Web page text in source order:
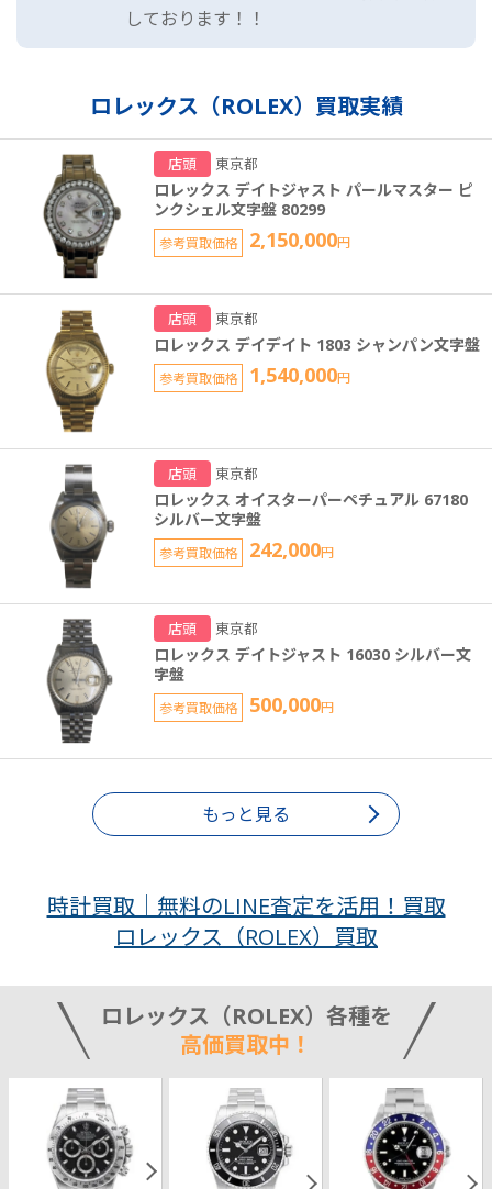
しております！！
ロレックス（ROLEX）買取実績
店頭 東京都
ロレックス デイトジャスト パールマスター ピ
ンクシェル文字盤 80299
参考買取価格 2,150,000円
店頭 東京都
ロレックス デイデイト 1803 シャンパン文字盤
参考買取価格 1,540,000円
店頭 東京都
ロレックス オイスターパーペチュアル 67180
シルバー文字盤
参考買取価格 242,000円
店頭 東京都
ロレックス デイトジャスト 16030 シルバー文
字盤
参考買取価格 500,000円
もっと見る
時計買取｜無料のLINE査定を活用！買取
ロレックス（ROLEX）買取
ロレックス（ROLEX）各種を
高価買取中！